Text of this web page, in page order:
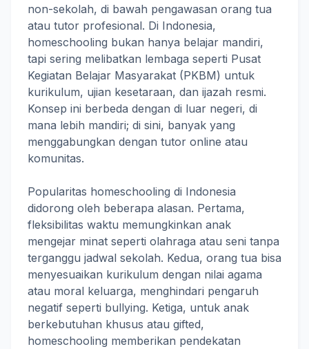
non-sekolah, di bawah pengawasan orang tua
atau tutor profesional. Di Indonesia,
homeschooling bukan hanya belajar mandiri,
tapi sering melibatkan lembaga seperti Pusat
Kegiatan Belajar Masyarakat (PKBM) untuk
kurikulum, ujian kesetaraan, dan ijazah resmi.
Konsep ini berbeda dengan di luar negeri, di
mana lebih mandiri; di sini, banyak yang
menggabungkan dengan tutor online atau
komunitas.
Popularitas homeschooling di Indonesia
didorong oleh beberapa alasan. Pertama,
fleksibilitas waktu memungkinkan anak
mengejar minat seperti olahraga atau seni tanpa
terganggu jadwal sekolah. Kedua, orang tua bisa
menyesuaikan kurikulum dengan nilai agama
atau moral keluarga, menghindari pengaruh
negatif seperti bullying. Ketiga, untuk anak
berkebutuhan khusus atau gifted,
homeschooling memberikan pendekatan